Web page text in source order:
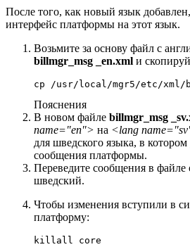
После того, как новый язык
интерфейс платформы на этот язык.
Возьмите за основу файл с
billmgr_msg
_en.xml и
cp /usr/local/mgr5/etc/xml/
Пояснения
В новом файле billmgr_msg
name="en"> на <lang
для шведского языка, в
сообщения платформы.
Переведите сообщения в файле
шведский.
Чтобы изменения вступили в
платформу:
killall core